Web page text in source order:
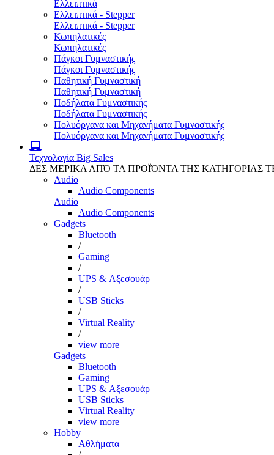
Ελλειπτικά
Ελλειπτικά - Stepper
Ελλειπτικά - Stepper
Κωπηλατικές
Κωπηλατικές
Πάγκοι Γυμναστικής
Πάγκοι Γυμναστικής
Παθητική Γυμναστική
Παθητική Γυμναστική
Ποδήλατα Γυμναστικής
Ποδήλατα Γυμναστικής
Πολυόργανα και Μηχανήματα Γυμναστικής
Πολυόργανα και Μηχανήματα Γυμναστικής
Τεχνολογία Big Sales
ΔΕΣ ΜΕΡΙΚΑ ΑΠΌ ΤΑ ΠΡΟΪΌΝΤΑ ΤΗΣ ΚΑΤΗΓΟΡΙΑΣ
Audio
Audio Components
Audio
Audio Components
Gadgets
Bluetooth
/
Gaming
/
UPS & Αξεσουάρ
/
USB Sticks
/
Virtual Reality
/
view more
Gadgets
Bluetooth
Gaming
UPS & Αξεσουάρ
USB Sticks
Virtual Reality
view more
Hobby
Αθλήματα